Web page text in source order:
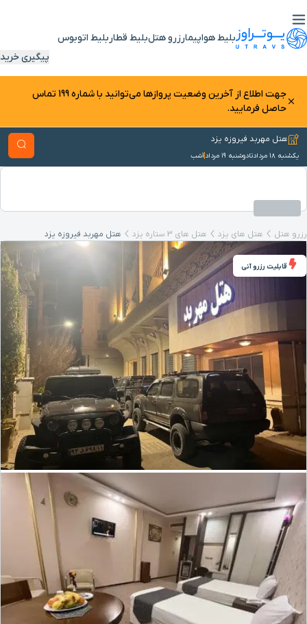
بلیط هواپیمارزرو هتلبلیط قطار بلیط اتوبوس
پیگیری خرید
جهت اطلاع از آخرین وضعیت پرواز‌ها می‌توانید با شماره 199 تماس
حاصل فرمایید.
هتل مهربد فیروزه یزد
یکشنبه ۱۸ مرداد تادوشنبه ۱۹ مرداد 1شب
رزرو هتل هتل های یزد هتل های 3 ستاره یزد هتل مهربد فیروزه یزد
قابلیت رزرو آنی